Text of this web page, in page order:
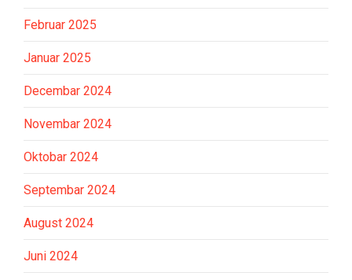
Februar 2025
Januar 2025
Decembar 2024
Novembar 2024
Oktobar 2024
Septembar 2024
August 2024
Juni 2024